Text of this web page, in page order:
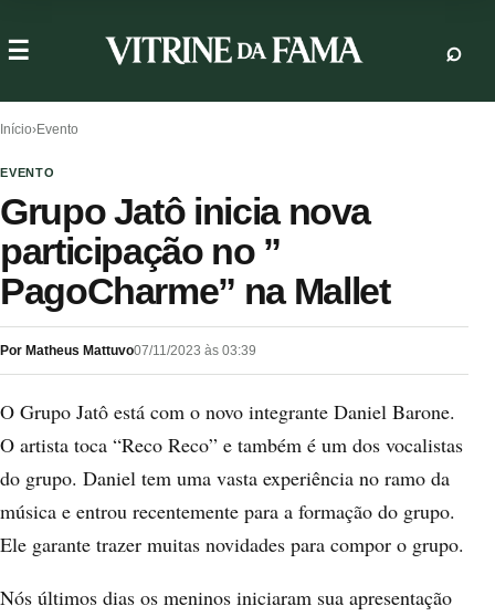
Início›Evento
EVENTO
Grupo Jatô inicia nova
participação no ”
PagoCharme” na Mallet
Por Matheus Mattuvo07/11/2023 às 03:39
O Grupo Jatô está com o novo integrante Daniel Barone.
O artista toca “Reco Reco” e também é um dos vocalistas
do grupo. Daniel tem uma vasta experiência no ramo da
música e entrou recentemente para a formação do grupo.
Ele garante trazer muitas novidades para compor o grupo.
Nós últimos dias os meninos iniciaram sua apresentação